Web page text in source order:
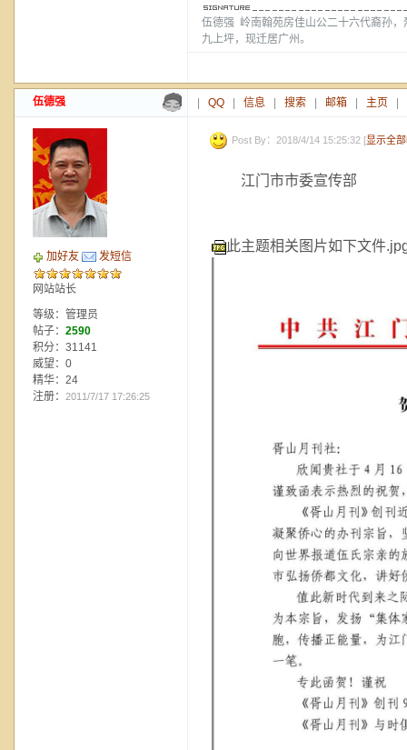
伍德强 岭南翰苑房佳山公二十六代裔孙
九上坪，现迁居广州。
伍德强 QQ 信息 搜索 邮箱 主页
加好友 发短信
网站站长
等级：管理员
帖子： 2590
积分：31141
威望：0
精华：24
注册： 2011/7/17 17:26:25
Post By：2018/4/14 15:25:32 [显示全
江门市市委宣传部
此主题相关图片如下文件